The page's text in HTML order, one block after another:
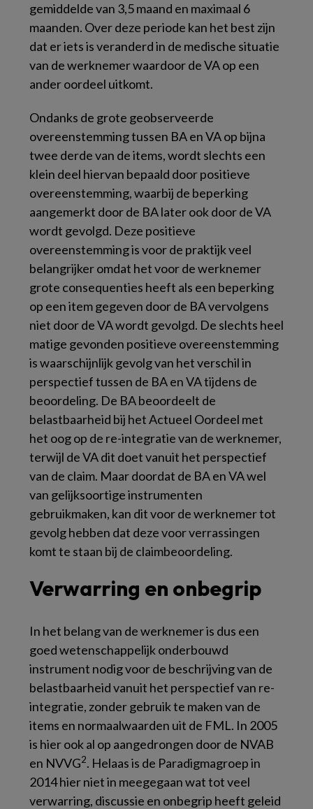
gemiddelde van 3,5 maand en maximaal 6
maanden. Over deze periode kan het best zijn
dat er iets is veranderd in de medische situatie
van de werknemer waardoor de VA op een
ander oordeel uitkomt.
Ondanks de grote geobserveerde
overeenstemming tussen BA en VA op bijna
twee derde van de items, wordt slechts een
klein deel hiervan bepaald door positieve
overeenstemming, waarbij de beperking
aangemerkt door de BA later ook door de VA
wordt gevolgd. Deze positieve
overeenstemming is voor de praktijk veel
belangrijker omdat het voor de werknemer
grote consequenties heeft als een beperking
op een item gegeven door de BA vervolgens
niet door de VA wordt gevolgd. De slechts heel
matige gevonden positieve overeenstemming
is waarschijnlijk gevolg van het verschil in
perspectief tussen de BA en VA tijdens de
beoordeling. De BA beoordeelt de
belastbaarheid bij het Actueel Oordeel met
het oog op de re-integratie van de werknemer,
terwijl de VA dit doet vanuit het perspectief
van de claim. Maar doordat de BA en VA wel
van gelijksoortige instrumenten
gebruikmaken, kan dit voor de werknemer tot
gevolg hebben dat deze voor verrassingen
komt te staan bij de claimbeoordeling.
Verwarring en onbegrip
In het belang van de werknemer is dus een
goed wetenschappelijk onderbouwd
instrument nodig voor de beschrijving van de
belastbaarheid vanuit het perspectief van re-
integratie, zonder gebruik te maken van de
items en normaalwaarden uit de FML. In 2005
is hier ook al op aangedrongen door de NVAB
en NVVG2. Helaas is de Paradigmagroep in
2014 hier niet in meegegaan wat tot veel
verwarring, discussie en onbegrip heeft geleid